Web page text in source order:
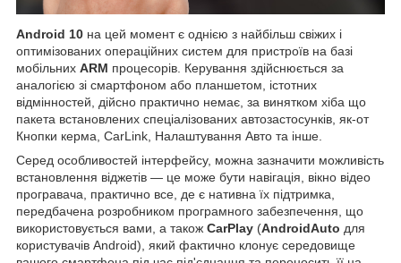
Android 10 на цей момент є однією з найбільш свіжих і
оптимізованих операційних систем для пристроїв на базі
мобільних ARM процесорів. Керування здійснюється за
аналогією зі смартфоном або планшетом, істотних
відмінностей, дійсно практично немає, за винятком хіба що
пакета встановлених спеціалізованих автозастосунків, як-от
Кнопки керма, CarLink, Налаштування Авто та інше.
Серед особливостей інтерфейсу, можна зазначити можливість
встановлення віджетів — це може бути навігація, вікно відео
програвача, практично все, де є нативна їх підтримка,
передбачена розробником програмного забезпечення, що
використовується вами, а також CarPlay (AndroidAuto для
користувачів Android), який фактично клонує середовище